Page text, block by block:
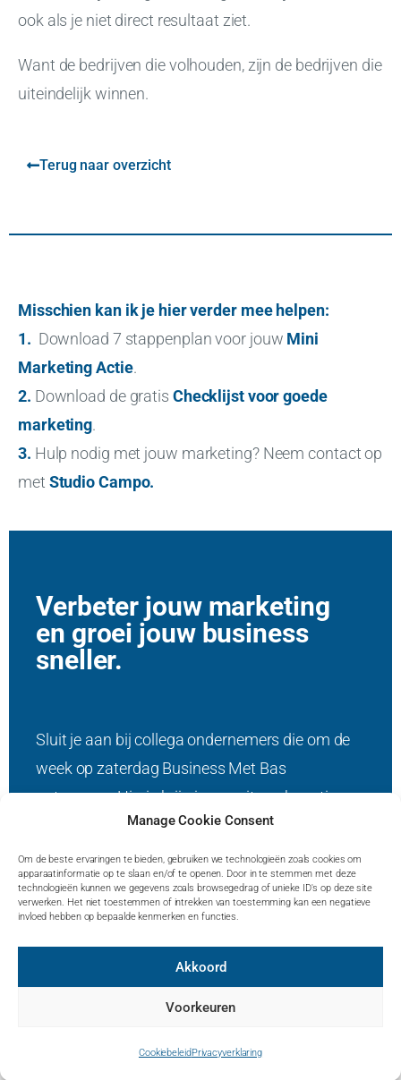
Manage Cookie Consent
Om de beste ervaringen te bieden, gebruiken we technologieën zoals cookies om
apparaatinformatie op te slaan en/of te openen. Door in te stemmen met deze
technologieën kunnen we gegevens zoals browsegedrag of unieke ID's op deze site
verwerken. Het niet toestemmen of intrekken van toestemming kan een negatieve
invloed hebben op bepaalde kenmerken en functies.
Akkoord
Voorkeuren
CookiebeleidPrivacyverklaring
ook als je niet direct resultaat ziet.
Want de bedrijven die volhouden, zijn de bedrijven die
uiteindelijk winnen.
Terug naar overzicht
Misschien kan ik je hier verder mee helpen:
1. Download 7 stappenplan voor jouw Mini
Marketing Actie.
2. Download de gratis Checklijst voor goede
marketing.
3. Hulp nodig met jouw marketing? Neem contact op
met Studio Campo.
Verbeter jouw marketing
en groei jouw business
sneller.
Sluit je aan bij collega ondernemers die om de
week op zaterdag Business Met Bas
ontvangen. Hierin krijg je een uitvoerbare tip op
het gebied van marketing en bedrijfsgroei.
Ik ga zorgvuldig met jouw gegevens om en zal
deze nooit doorverkopen.